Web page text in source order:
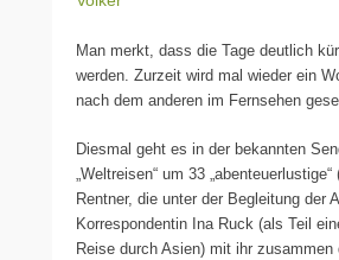
Man merkt, dass die Tage deutlich
werden. Zurzeit wird mal wieder ein
nach dem anderen im Fernsehen
Diesmal geht es in der bekannten
„Weltreisen“ um 33
Rentner, die unter der Begleitung der
Korrespondentin Ina Ruck (als Teil
Reise durch Asien) mit ihr zusammen